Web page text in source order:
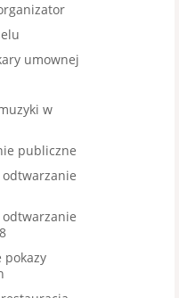
umownej
w
publiczne
pokazy